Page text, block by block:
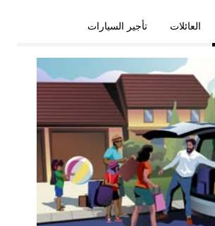
العائلات تأجير السيارات